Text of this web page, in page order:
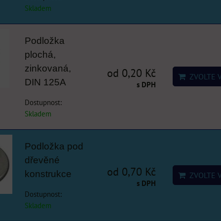
Skladem
Podložka
plochá,
zinkovaná,
DIN 125A
Dostupnost:
Skladem
od 0,20 Kč
s DPH
ZVOLTE
Podložka pod
dřevěné
konstrukce
Dostupnost:
Skladem
od 0,70 Kč
s DPH
ZVOLTE